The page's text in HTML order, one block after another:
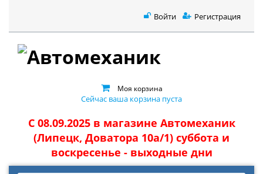
Войти Регистрация
Моя корзина
Сейчас ваша корзина пуста
С 08.09.2025 в магазине Автомеханик
(Липецк, Доватора 10а/1) суббота и
воскресенье - выходные дни